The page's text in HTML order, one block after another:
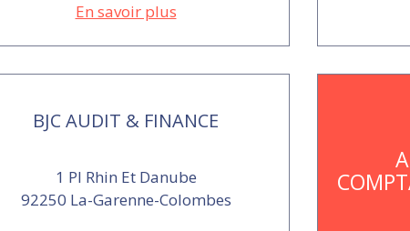
En savoir plus
BJC AUDIT & FINANCE
1 Pl Rhin Et Danube
92250 La-Garenne-Colombes